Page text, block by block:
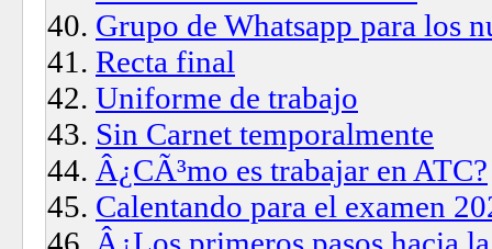
Grupo de Whatsapp para los
Recta final
Uniforme de trabajo
Sin Carnet temporalmente
Â¿CÃ³mo es trabajar en ATC?
Calentando para el examen